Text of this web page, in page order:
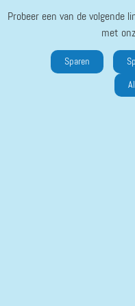
Probeer een van de
met
Sparen